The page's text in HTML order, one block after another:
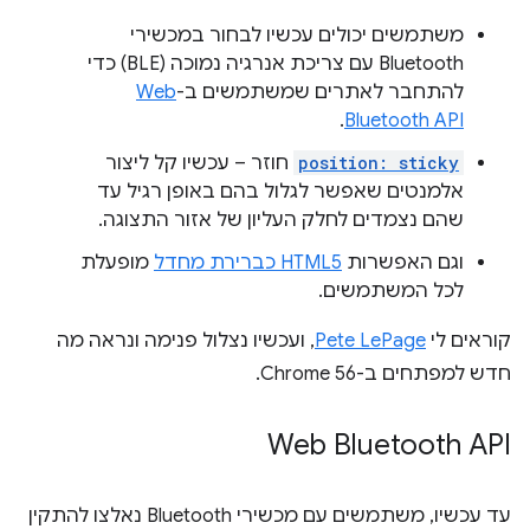
משתמשים יכולים עכשיו לבחור במכשירי
Bluetooth עם צריכת אנרגיה נמוכה (BLE) כדי
להתחבר לאתרים שמשתמשים ב-Web
Bluetooth API
.
position: sticky חוזר – עכשיו קל ליצור
אלמנטים שאפשר לגלול בהם באופן רגיל עד
שהם נצמדים לחלק העליון של אזור התצוגה.
וגם האפשרות HTML5 כברירת מחדל
מופעלת
לכל המשתמשים.
קוראים לי Pete LePage, ועכשיו נצלול פנימה ונראה מה
חדש למפתחים ב-Chrome 56.
Web Bluetooth API
עד עכשיו, משתמשים עם מכשירי Bluetooth נאלצו להתקין